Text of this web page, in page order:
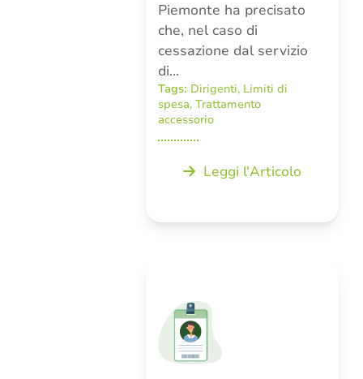
Piemonte ha precisato
che, nel caso di
cessazione dal servizio
di…
Tags: Dirigenti, Limiti di
spesa, Trattamento
accessorio
Leggi l'Articolo